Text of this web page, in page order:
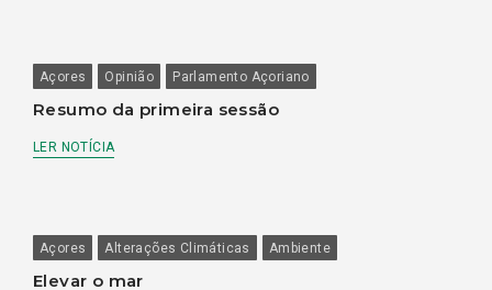
Açores Opinião Parlamento Açoriano
Resumo da primeira sessão
LER NOTÍCIA
Açores Alterações Climáticas Ambiente
Elevar o mar